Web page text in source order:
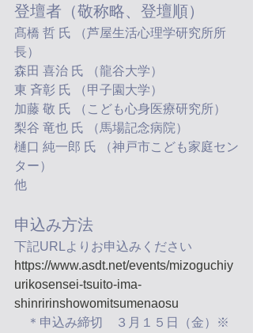
登壇者（敬称略、登壇順）
髙橋 哲 氏 （芦屋生活心理学研究所所
長）
森田 喜治 氏 （龍谷大学）
東 斉彰 氏 （甲子園大学）
加藤 敬 氏 （こども心身医療研究所）
梨谷 竜也 氏 （馬場記念病院）
樋口 純一郎 氏 （神戸市こども家庭セン
ター）
他
申込み方法
下記URLよりお申込みください
https://www.asdt.net/events/mizoguchiy
urikosensei-tsuito-ima-
shinririnshowomitsumenaosu
＊申込み締切　３月１５日（金）※